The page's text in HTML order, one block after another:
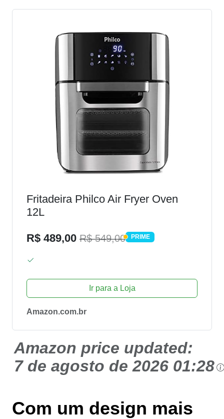
Fritadeira Philco Air Fryer Oven
12L
R$ 489,00 R$ 549,00 PRIME
PRIME
Ir para a Loja
Amazon.com.br
Amazon price updated:
7 de agosto de 2026 01:28
Com um design mais